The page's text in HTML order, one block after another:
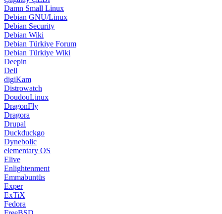
Damn Small Linux
Debian GNU/Linux
Debian Security
Debian Wiki
Debian Türkiye Forum
Debian Türkiye Wiki
Deepin
Dell
digiKam
Distrowatch
DoudouLinux
DragonFly
Dragora
Drupal
Duckduckgo
Dynebolic
elementary OS
Elive
Enlightenment
Emmabuntüs
Exper
ExTiX
Fedora